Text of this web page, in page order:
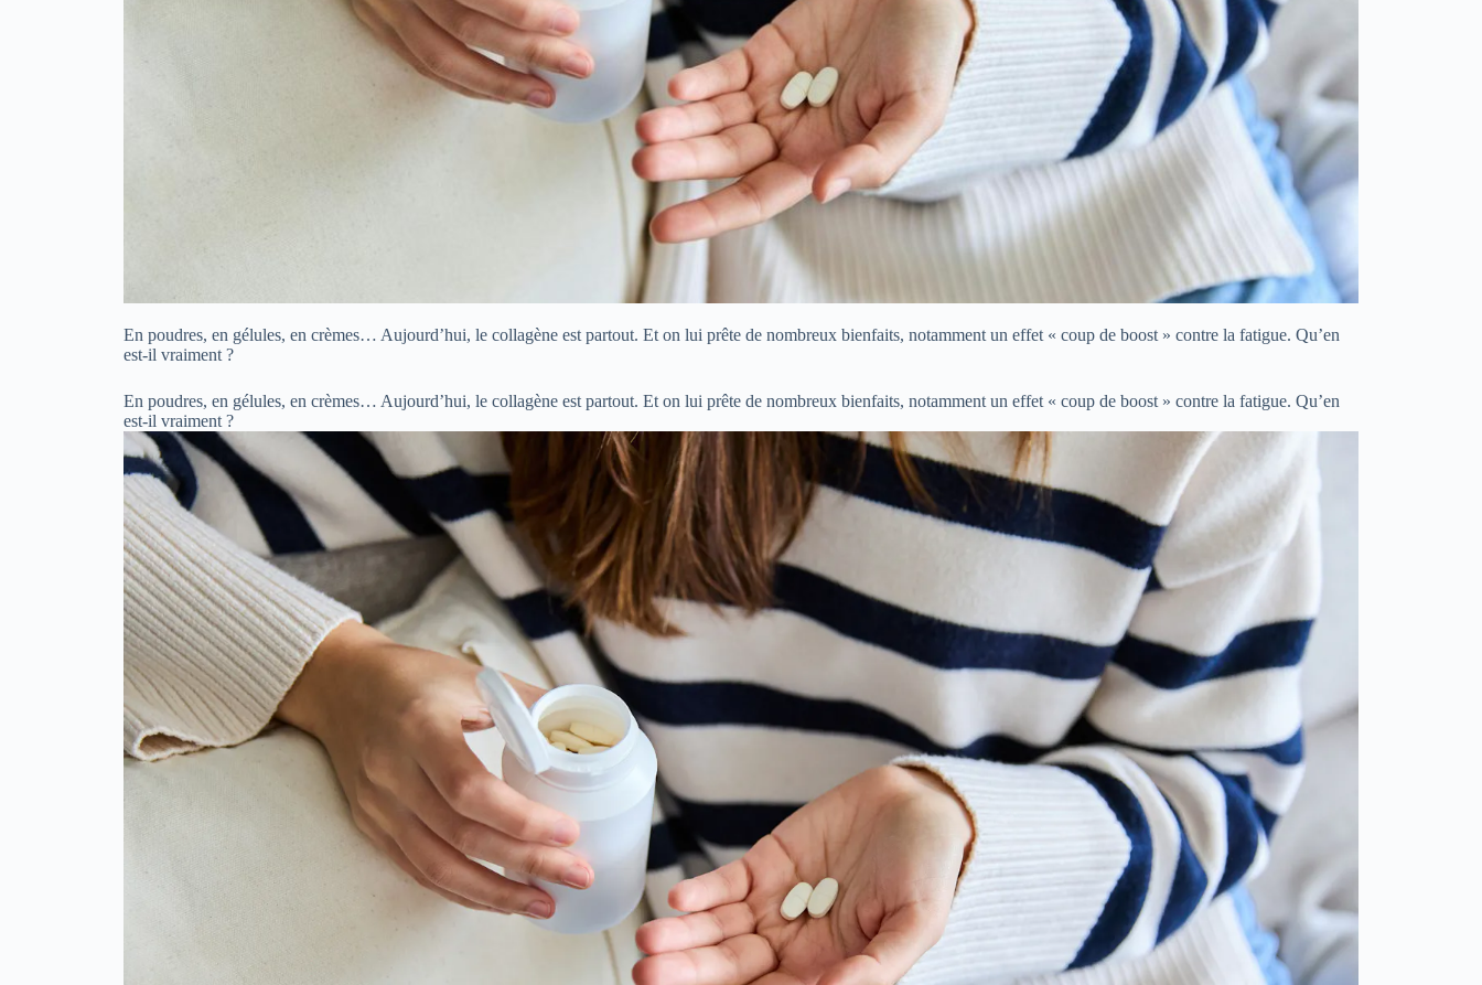
En poudres, en gélules, en crèmes… Aujourd’hui, le collagène est partout. Et on lui prête de nombreux bienfaits, notamment un effet « coup de boost » contre la fatigue. Qu’en
est-il vraiment ?
En poudres, en gélules, en crèmes… Aujourd’hui, le collagène est partout. Et on lui prête de nombreux bienfaits, notamment un effet « coup de boost » contre la fatigue. Qu’en
est-il vraiment ?